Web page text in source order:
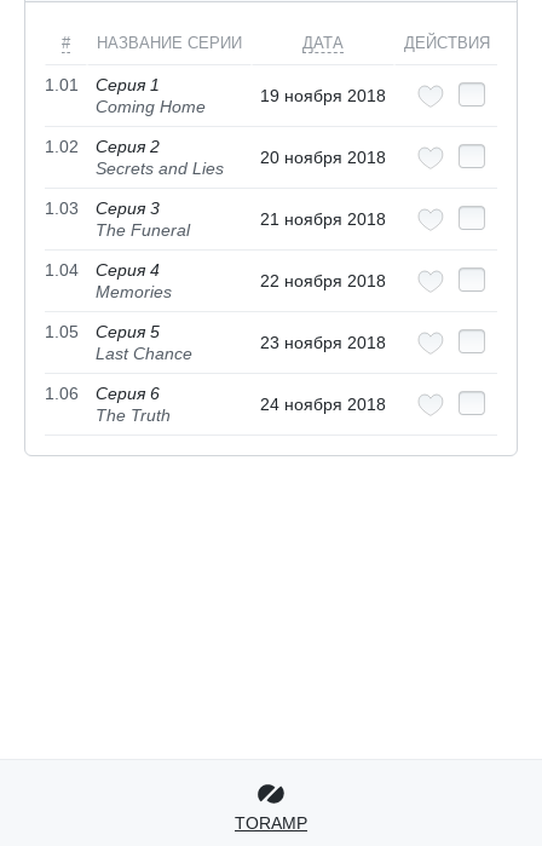
# НАЗВАНИЕ СЕРИИ ДАТА ДЕЙСТВИЯ
1.01
Серия 1
Coming Home
19 ноября 2018
1.02
Серия 2
Secrets and Lies
20 ноября 2018
1.03
Серия 3
The Funeral
21 ноября 2018
1.04
Серия 4
Memories
22 ноября 2018
1.05
Серия 5
Last Chance
23 ноября 2018
1.06
Серия 6
The Truth
24 ноября 2018
TORAMP